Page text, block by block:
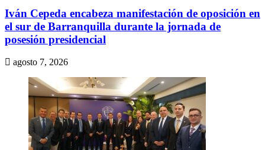
Iván Cepeda encabeza manifestación de oposición en
el sur de Barranquilla durante la jornada de
posesión presidencial
agosto 7, 2026